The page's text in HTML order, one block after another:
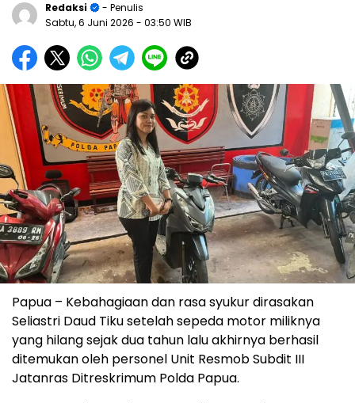
Redaksi
- Penulis
Sabtu, 6 Juni 2026 - 03:50 WIB
Papua – Kebahagiaan dan rasa syukur dirasakan
Seliastri Daud Tiku setelah sepeda motor miliknya
yang hilang sejak dua tahun lalu akhirnya berhasil
ditemukan oleh personel Unit Resmob Subdit III
Jatanras Ditreskrimum Polda Papua.